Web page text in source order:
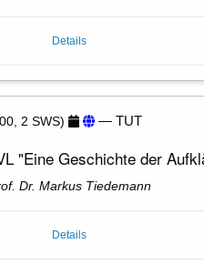
Details
2 SWS) — TUT
"Eine Geschichte der
Dr. Markus Tiedemann
Details